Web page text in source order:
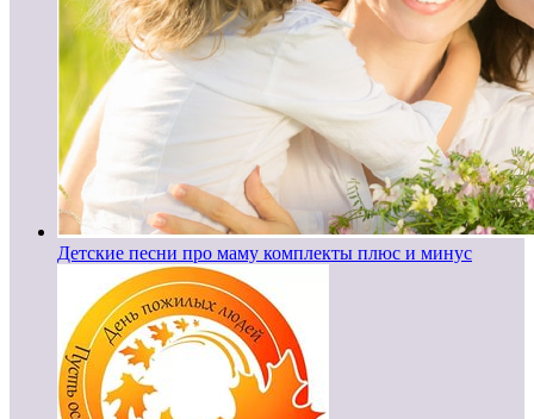
Детские песни про маму комплекты плюс и минус